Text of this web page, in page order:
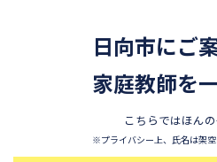
須磨学園中学校
北
白百合学園中学校
日向市にご
家庭教師を
こちらではほん
※プライバシー上、氏名は架